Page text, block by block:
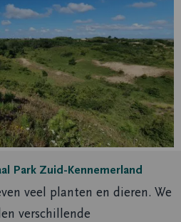
Park Zuid-Kennemerland
veel planten en dieren. We
verschillende